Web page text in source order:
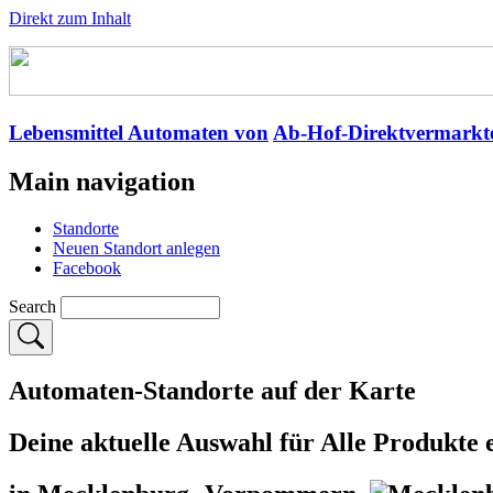
Direkt zum Inhalt
Lebensmittel Automaten von Ab-Hof-
Main navigation
Standorte
Neuen Standort anlegen
Facebook
Search
Automaten-Standorte auf der Karte
Deine aktuelle Auswahl fürAlle Produkte